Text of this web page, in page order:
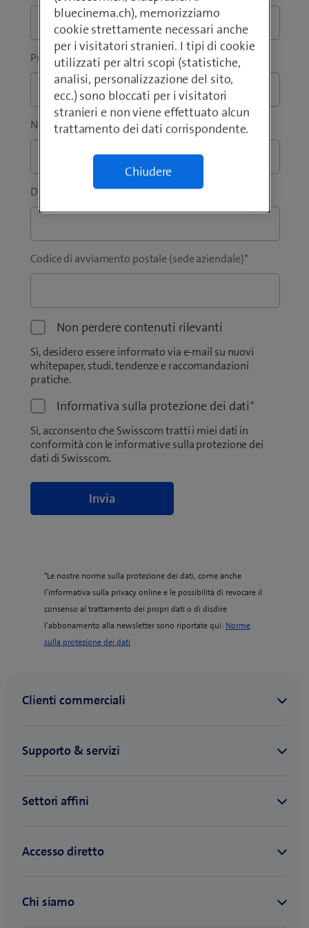
Prefisso* Telefono*
Nome* Cognome*
Ditta / Istituzione*
Codice di avviamento postale (sede aziendale)*
Non perdere contenuti rilevanti
Sì, desidero essere informato via e-mail su nuovi
whitepaper, studi, tendenze e raccomandazioni
pratiche.
Informativa sulla protezione dei dati*
Sì, acconsento che Swisscom tratti i miei dati in
conformità con le informative sulla protezione dei
dati di Swisscom.
*Le nostre norme sulla protezione dei dati, come anche
l’informativa sulla privacy online e le possibilità di revocare il
consenso al trattamento dei propri dati o di disdire
l’abbonamento alla newsletter sono riportate qui: Norme
sulla protezione dei dati(
bluecinema.ch), memorizziamo
cookie strettamente necessari anche
per i visitatori stranieri. I tipi di cookie
utilizzati per altri scopi (statistiche,
analisi, personalizzazione del sito,
ecc.) sono bloccati per i visitatori
stranieri e non viene effettuato alcun
trattamento dei dati corrispondente.
Chiudere